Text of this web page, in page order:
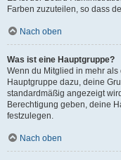
Farben zuzuteilen, so dass
Nach oben
Was ist eine Hauptgruppe?
Wenn du Mitglied in mehr
Hauptgruppe dazu, deine
standardmäßig angezeigt
Berechtigung geben, deine
festzulegen.
Nach oben